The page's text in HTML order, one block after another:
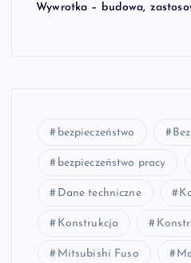
Wywrotka – budowa,
bezpieczeństwo
bezpieczeństwo pracy
Dane techniczne
Konstrukcja
Mitsubishi Fuso